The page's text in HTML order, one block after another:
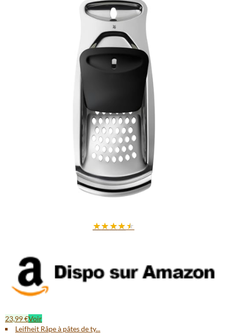
★★★★★
23,99 €Voir
Leifheit Râpe à pâtes de ty...